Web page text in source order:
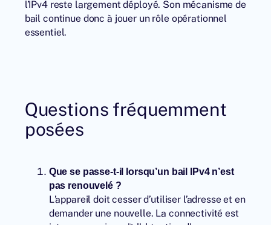
l’IPv4 reste largement déployé. Son mécanisme de
bail continue donc à jouer un rôle opérationnel
essentiel.
Questions fréquemment
posées
Que se passe-t-il lorsqu’un bail IPv4 n’est
pas renouvelé ?
L’appareil doit cesser d’utiliser l’adresse et en
demander une nouvelle. La connectivité est